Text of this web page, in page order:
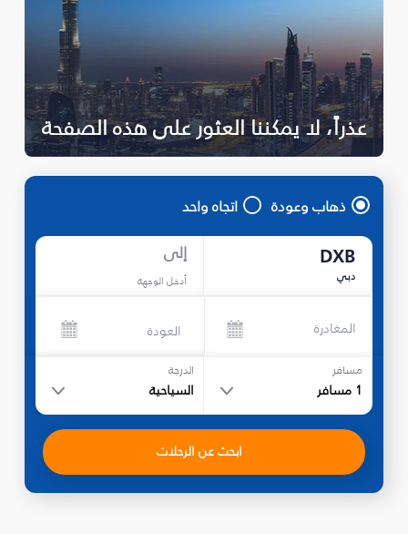
عذراً، لا يمكننا العثور على هذه الصفحة
ذهاب وعودة اتجاه واحد
DXB
دبي
إلى
أدخل الوجهة
المغادرة العودة
مسافر
1 مسافر
الدرجة
السياحية
ابحث عن الرحلات